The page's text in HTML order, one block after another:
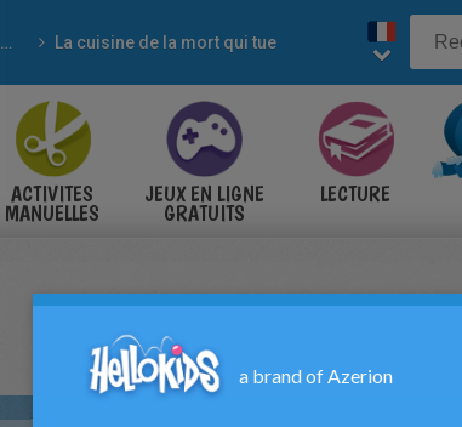
Dessins animés La cuisine de la mort qui tue
ACTIVITES
MANUELLES
JEUX EN LIGNE
GRATUITS
LECTURE